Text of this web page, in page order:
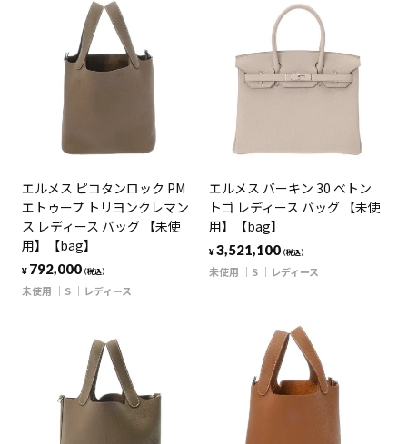
エルメス ピコタンロック PM
エトゥープ トリヨンクレマン
ス レディース バッグ 【未使
用】【bag】
¥ 792,000（税込）
未使用 S レディース
エルメス バーキン 30 べトン
トゴ レディース バッグ 【未使
用】【bag】
¥3,521,100（税込）
未使用 S レディース